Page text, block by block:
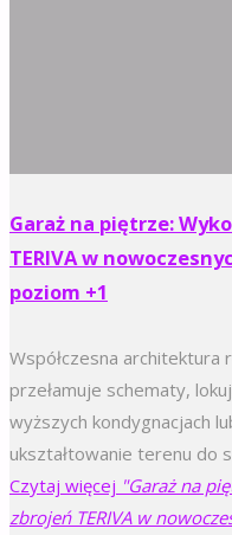
Garaż na piętrze:
TERIVA w
poziom +1
Współczesna architektura
przełamuje schematy,
wyższych kondygnacjach
ukształtowanie terenu do
Czytaj więcej "Garaż na
zbrojeń TERIVA w